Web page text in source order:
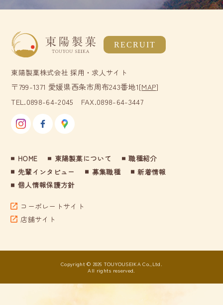
RECRUIT
東陽製菓株式会社 採用・求人サイト
〒799-1371 愛媛県西条市周布243番地1[MAP]
TEL.0898-64-2045 FAX.0898-64-3447
HOME 東陽製菓について
職種紹介
先輩インタビュー
募集職種
新着情報
個人情報保護方針
コーポレートサイト
店舗サイト
Copyright © 2026 TOUYOUSEIKA Co.,Ltd.
All rights reserved.